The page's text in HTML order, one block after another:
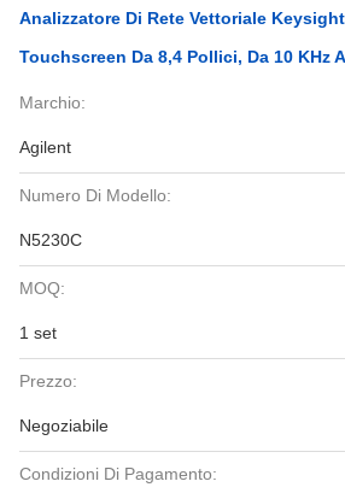
Analizzatore Di Rete Vettoriale
Touchscreen Da 8,4 Pollici, Da 10 KHz
Marchio:
Agilent
Numero Di Modello:
N5230C
MOQ:
1 set
Prezzo:
Negoziabile
Condizioni Di Pagamento: